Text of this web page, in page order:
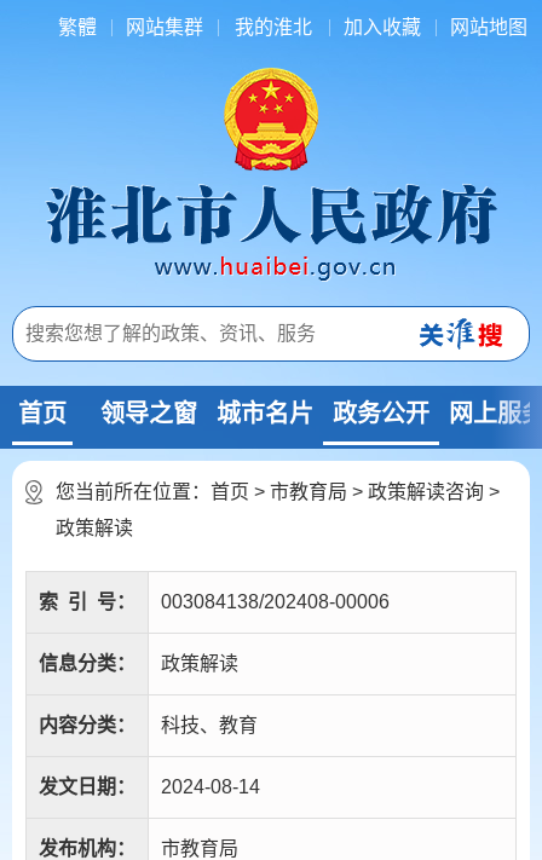
繁體 网站集群 我的淮北 加入收藏 网站地图
首页 领导之窗 城市名片 政务公开 网上服
您当前所在位置： 首页 > 市教育局 > 政策解读咨询 >
政策解读
索 引 号： 003084138/202408-00006
信息分类： 政策解读
内容分类： 科技、教育
发文日期： 2024-08-14
发布机构： 市教育局